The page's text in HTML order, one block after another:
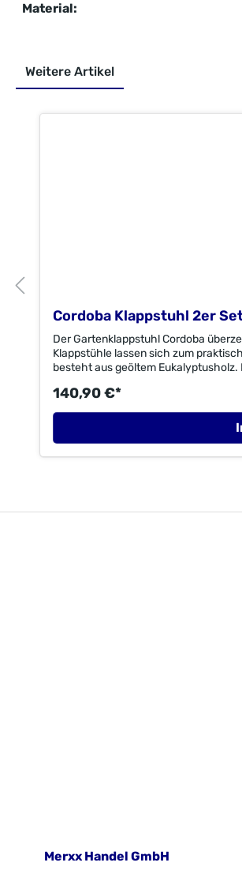
Material:
Weitere Artikel
Cordoba Klappstuhl 2er
Der Gartenklappstuhl Cordoba
Klappstühle lassen sich zum
besteht aus geöltem
cm Sitztiefe: 41 cm Sitzbreite:
EukalyptusholzFSC® C003262
140,90 €*
Merxx Handel GmbH